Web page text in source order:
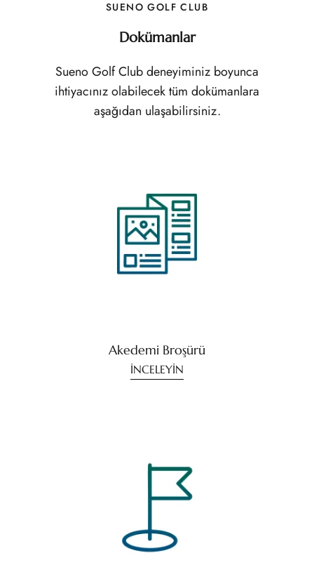
SUENO GOLF CLUB
Dokümanlar
Sueno Golf Club deneyiminiz boyunca
ihtiyacınız olabilecek tüm dokümanlara
aşağıdan ulaşabilirsiniz.
Akedemi Broşürü
İNCELEYİN